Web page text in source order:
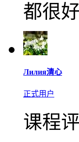
都很好
Лилия清心
正式用户
课程